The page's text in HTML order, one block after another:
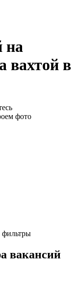
на
вахтой в
фото
фильтры
вакансий